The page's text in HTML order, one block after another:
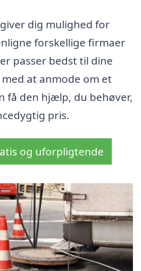
dig mulighed for
forskellige firmaer
passer bedst til dine
at anmode om et
få den hjælp, du behøver,
pris.
og uforpligtende